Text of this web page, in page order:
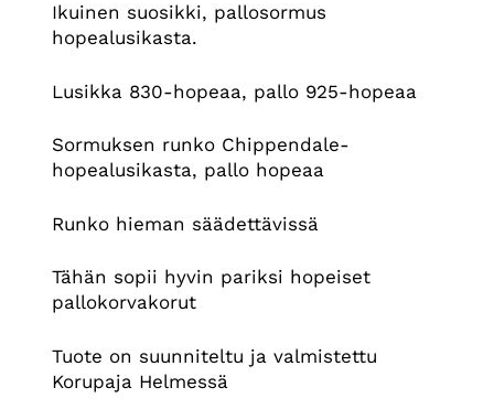
Ikuinen suosikki, pallosormus
hopealusikasta.
Lusikka 830-hopeaa, pallo 925-hopeaa
Sormuksen runko Chippendale-
hopealusikasta, pallo hopeaa
Runko hieman säädettävissä
Tähän sopii hyvin pariksi hopeiset
pallokorvakorut
Tuote on suunniteltu ja valmistettu
Korupaja Helmessä